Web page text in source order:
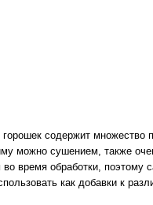
содержит множество
можно сушением, также
во время обработки,
как добавки к